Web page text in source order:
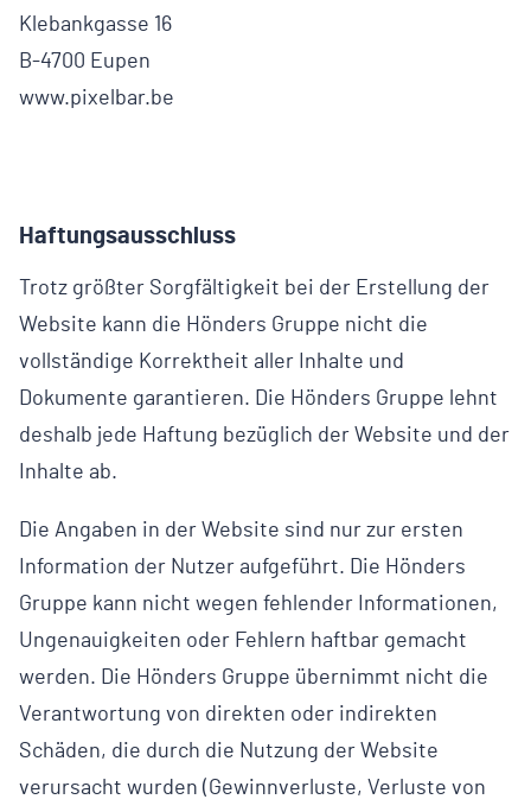
Klebankgasse 16
B-4700 Eupen
www.pixelbar.be
Haftungsausschluss
Trotz größter Sorgfältigkeit bei der Erstellung der
Website kann die Hönders Gruppe nicht die
vollständige Korrektheit aller Inhalte und
Dokumente garantieren. Die Hönders Gruppe lehnt
deshalb jede Haftung bezüglich der Website und der
Inhalte ab.
Die Angaben in der Website sind nur zur ersten
Information der Nutzer aufgeführt. Die Hönders
Gruppe kann nicht wegen fehlender Informationen,
Ungenauigkeiten oder Fehlern haftbar gemacht
werden. Die Hönders Gruppe übernimmt nicht die
Verantwortung von direkten oder indirekten
Schäden, die durch die Nutzung der Website
verursacht wurden (Gewinnverluste, Verluste von